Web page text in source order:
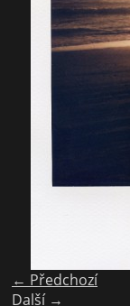
← Předchozí
Další →